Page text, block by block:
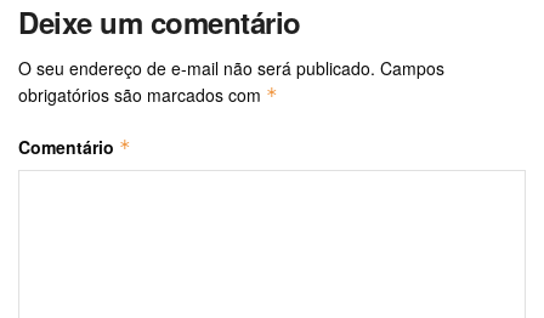
Deixe um comentário
O seu endereço de e-mail não será publicado. Campos
obrigatórios são marcados com *
Comentário *